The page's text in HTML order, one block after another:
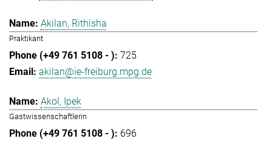
Akilan, Rithisha
Praktikant
725
akilan@ie-freiburg.mpg.de
Akol, Ipek
Gastwissenschaftlerin
696